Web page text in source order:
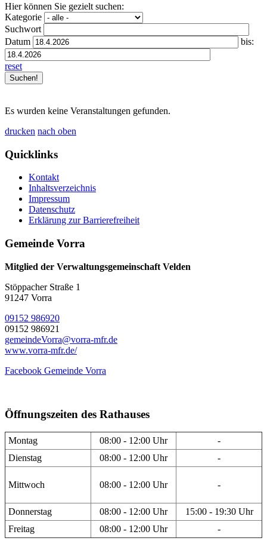
Hier können Sie gezielt suchen:
Kategorie
Suchwort
Datum
bis:
reset
Es wurden keine Veranstaltungen gefunden.
drucken nach oben
Quicklinks
Kontakt
Inhaltsverzeichnis
Impressum
Datenschutz
Erklärung zur Barrierefreiheit
Gemeinde Vorra
Mitglied der Verwaltungsgemeinschaft Velden
Stöppacher Straße 1
91247 Vorra
09152 986920
09152 986921
gemeindeVorra@vorra-mfr.de
www.vorra-mfr.de/
Facebook Gemeinde Vorra
Öffnungszeiten des Rathauses
Montag 08:00 - 12:00 Uhr
-
Dienstag
08:00 - 12:00 Uhr -
Mittwoch 08:00 - 12:00 Uhr -
Donnerstag 08:00 - 12:00 Uhr
15:00 - 19:30 Uhr
Freitag
08:00 - 12:00 Uhr -